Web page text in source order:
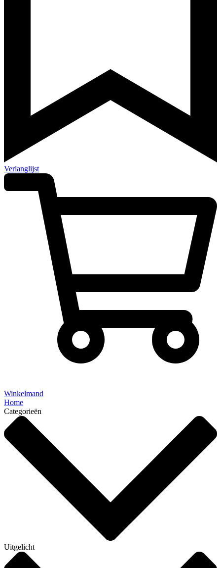
Verlanglijst
Winkelmand
Home
Categorieën
Uitgelicht